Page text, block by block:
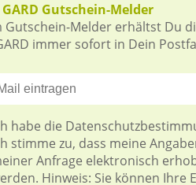
Gutschein-Melder
Gutschein-Melder erhältst Du
immer sofort in Dein
habe die
stimme zu, dass meine
Anfrage elektronisch
Hinweis: Sie können Ihre